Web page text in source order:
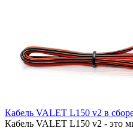
Кабель VALET L150 v2 в
Кабель VALET L150 v2 - это